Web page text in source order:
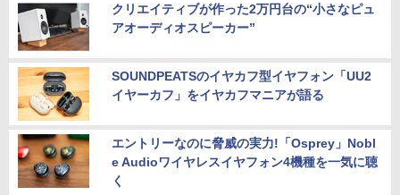
クリエイティブが作った2万円台の“小さなピュ
アオーディオスピーカー”
SOUNDPEATSのイヤカフ型イヤフォン「UU2
イヤーカフ」をイヤカフマニアが語る
エントリーなのに脅威の実力!「Osprey」Nobl
e Audioワイヤレスイヤフォン4機種を一気に聴
く